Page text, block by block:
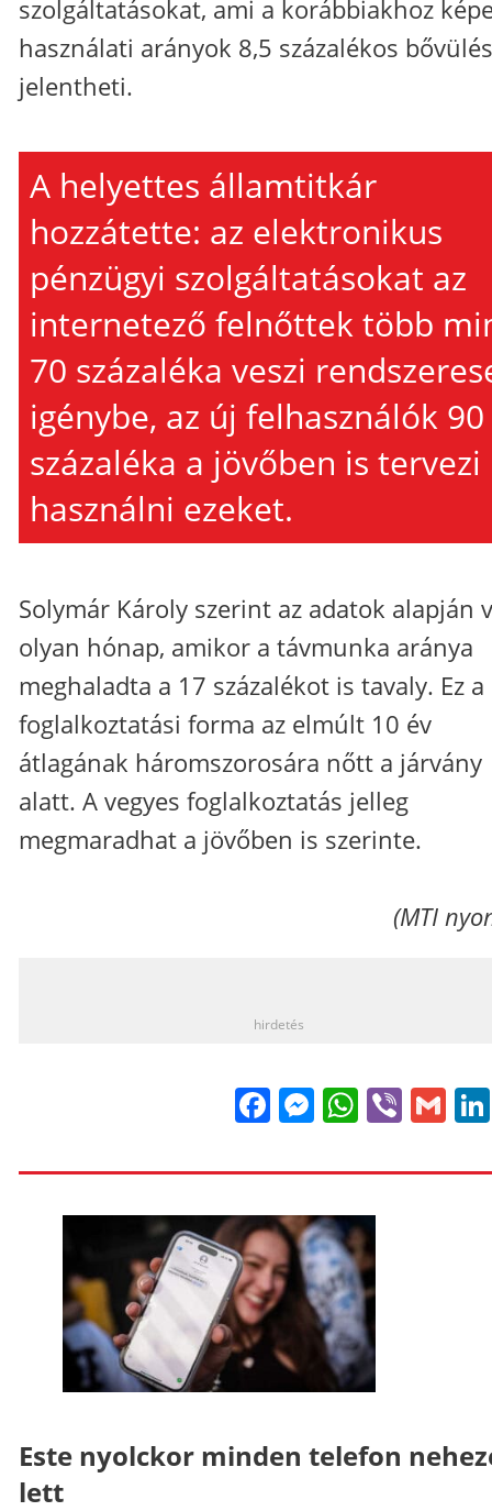
szolgáltatásokat, ami a korábbiakhoz
használati arányok 8,5 százalékos
jelentheti.
A helyettes államtitkár
hozzátette: az elektronikus
pénzügyi szolgáltatásokat az
internetező felnőttek több
70 százaléka veszi
igénybe, az új felhasználók 90
százaléka a jövőben is tervezi
használni ezeket.
Solymár Károly szerint az adatok alapján
olyan hónap, amikor a távmunka aránya
meghaladta a 17 százalékot is tavaly. Ez a
foglalkoztatási forma az elmúlt 10 év
átlagának háromszorosára nőtt a járvány
alatt. A vegyes foglalkoztatás jelleg
megmaradhat a jövőben is szerinte.
(MTI
hirdetés
FacebookViber
Este nyolckor minden telefon
lett